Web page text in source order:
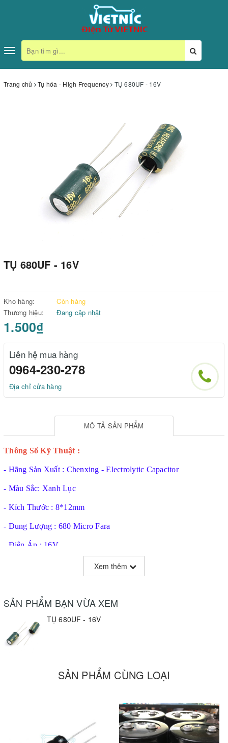
Toggle
navigation
Trang chủ Tụ hóa - High Frequency TỤ 680UF - 16V
TỤ 680UF - 16V
Kho hàng:
Còn hàng
Thương hiệu:
Đang cập nhật
1.500₫
Liên hệ mua hàng
0964-230-278
Địa chỉ cửa hàng
MÔ TẢ SẢN PHẨM
Thông Số Kỹ Thuật :
- Hãng Sản Xuất : Chenxing - Electrolytic Capacitor
- Màu Sắc: Xanh Lục
- Kích Thước : 8*12mm
- Dung Lượng : 680 Micro Fara
- Điện Áp : 16V
- Tụ Hoạt Động Tốt Ở Tần Số Cao, Trở Kháng Thấp, Khả Năng
Xem thêm
SẢN PHẨM BẠN VỪA XEM
TỤ 680UF - 16V
SẢN PHẨM CÙNG LOẠI